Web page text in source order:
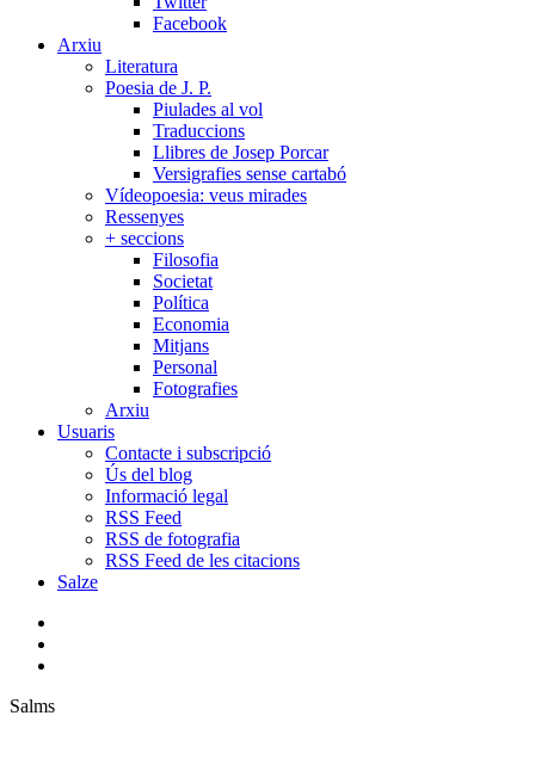
Facebook
Arxiu
Literatura
Poesia de J. P.
Piulades al vol
Traduccions
Llibres de Josep Porcar
Versigrafies sense cartabó
Vídeopoesia: veus mirades
Ressenyes
+ seccions
Filosofia
Societat
Política
Economia
Mitjans
Personal
Fotografies
Arxiu
Usuaris
Contacte i subscripció
Ús del blog
Informació legal
RSS Feed
RSS de fotografia
RSS Feed de les citacions
Salze
Salms